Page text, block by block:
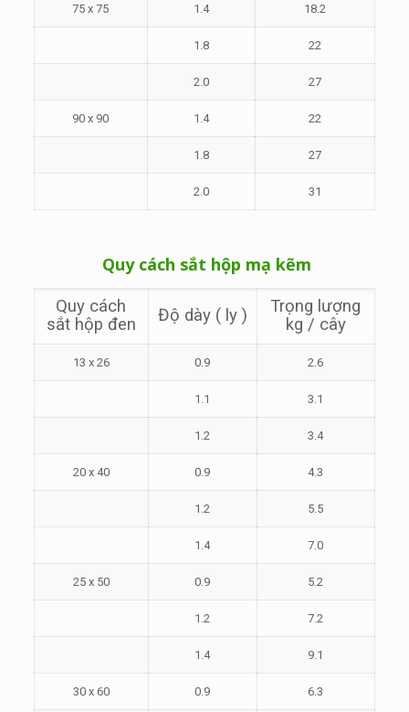
75 x 75 1.4 18.2
1.8 22
2.0 27
90 x 90 1.4 22
1.8 27
2.0 31
Quy cách sắt hộp mạ kẽm
Quy cách
sắt hộp đen
Độ dày ( ly )
Trọng lượng
kg / cây
13 x 26 0.9 2.6
1.1 3.1
1.2 3.4
20 x 40 0.9 4.3
1.2 5.5
1.4 7.0
25 x 50 0.9 5.2
1.2 7.2
1.4 9.1
30 x 60 0.9 6.3